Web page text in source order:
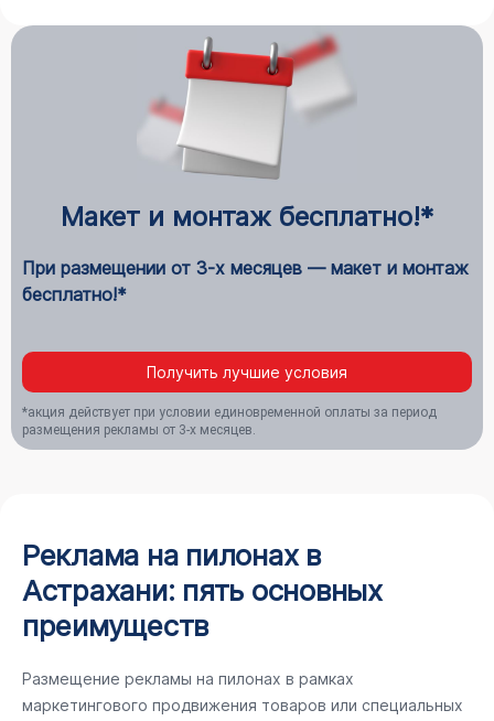
Макет и монтаж бесплатно!*
При размещении от 3-х месяцев — макет и монтаж
бесплатно!*
Получить лучшие условия
*акция действует при условии единовременной оплаты за период
размещения рекламы от 3-х месяцев.
Реклама на пилонах в
Астрахани: пять основных
преимуществ
Размещение рекламы на пилонах в рамках
маркетингового продвижения товаров или специальных